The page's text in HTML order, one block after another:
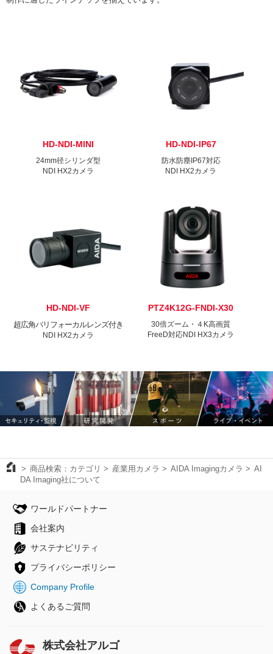
HD-NDI-MINI
24mm径シリンダ型
NDI HX2カメラ
HD-NDI-IP67
防水防塵IP67対応
NDI HX2カメラ
HD-NDI-VF
超広角バリフォーカルレンズ付き
NDI HX2カメラ
PTZ4K12G-FNDI-X30
30倍ズーム・４K高画質
FreeD対応NDI HX3カメラ
商品検索：カテゴリ 産業用カメラ AIDA Imagingカメラ
AI
DA Imaging社について
ワールドパートナー
会社案内
サステナビリティ
プライバシーポリシー
Company Profile
よくあるご質問
株式会社アルゴ